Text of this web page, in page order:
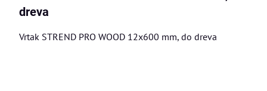
dreva
Vrtak STREND PRO WOOD 12x600 mm, do dreva